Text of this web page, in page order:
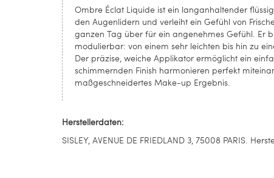
Ombre Éclat Liquide ist ein langanhaltender
den Augenlidern und verleiht ein Gefühl von
ganzen Tag über für ein angenehmes Gefühl. Er
modulierbar: von einem sehr leichten bis hin zu
Der präzise, weiche Applikator ermöglicht ein
schimmernden Finish harmonieren perfekt
maßgeschneidertes Make-up Ergebnis.
Herstellerdaten:
SISLEY, AVENUE DE FRIEDLAND 3, 75008 PARIS.